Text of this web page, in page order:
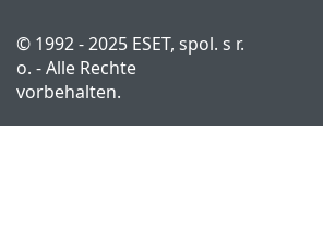
© 1992 - 2025 ESET, spol. s r.
o. - Alle Rechte
vorbehalten.